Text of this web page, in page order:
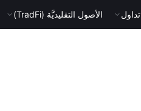
تداول الأصول التقليديَّة (TradFi)